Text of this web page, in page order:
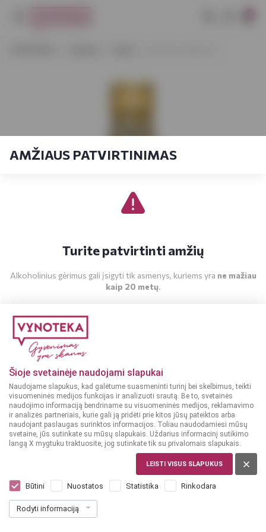
Šioje svetainėje naudojami slapukai
Naudojame slapukus, kad galėtume suasmeninti turinį bei skelbimus, teikti
visuomeninės medijos funkcijas ir analizuoti srautą. Be to, svetainės
naudojimo informaciją bendriname su visuomeninės medijos, reklamavimo
ir analizės partneriais, kurie gali ją pridėti prie kitos jūsų pateiktos arba
naudojant paslaugas surinktos informacijos. Toliau naudodamiesi mūsų
svetaine, jūs sutinkate su mūsų slapukais. Uždarius informacinį sutikimo
langą X mygtuku traktuosite, jog sutinkate tik su privalomais slapukais.
LEISTI VISUS SLAPUKUS
Būtini Nuostatos Statistika Rinkodara
Rodyti informaciją
AMŽIAUS PATVIRTINIMAS
Turite patvirtinti amžių
Alkoholinius gėrimus gali įsigyti tik asmenys, kuriems yra ne mažiau
kaip 20 metų.
Dar nėra balsų, galite įvertinti
1899€ 27.13 € / L